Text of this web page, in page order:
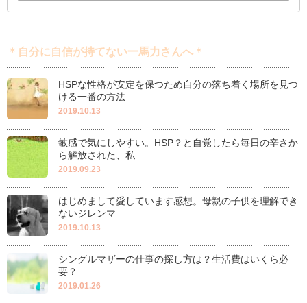
＊自分に自信が持てない一馬力さんへ＊
HSPな性格が安定を保つため自分の落ち着く場所を見つ
ける一番の方法
2019.10.13
敏感で気にしやすい。HSP？と自覚したら毎日の辛さか
ら解放された、私
2019.09.23
はじめまして愛しています感想。母親の子供を理解でき
ないジレンマ
2019.10.13
シングルマザーの仕事の探し方は？生活費はいくら必
要？
2019.01.26